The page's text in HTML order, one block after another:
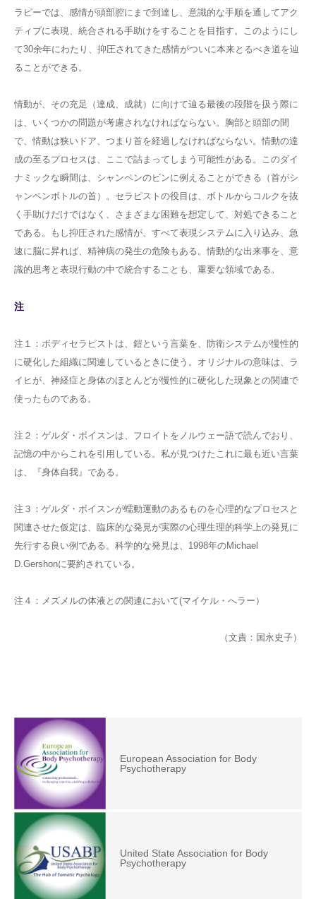
ラピーでは、感情が頭部腔にまで到達し、意識的な手順を通してアク
ティブに表現、統合される手助けをすることを目指す。このようにし
て30余年にわたり、抑圧されてきた感情がついに本来とるべき道を辿
ることができる。
情動が、その充足（達成、成就）に向けて辿る最後の段階を扱う際に
は、いくつかの問題が考慮されなければならない。胸部と頭部の間
で、情動は狭いドア、つまり首を経過しなければならない。情動の達
成の至るプロセスは、ここで詰まってしまう可能性がある。このダイ
ナミックな瞬間は、シャンペンのビンに例えることができる（首がシ
ャンペンボトルの首）。セラピストの役目は、ボトルからコルクを抜
く手助けだけではなく、さまざまな困難を想定して、対処できること
である。もし抑圧された感情が、すべて表現システムに入り込み、急
速に脳に昇れば、精神病の発生の危険もある。情動的な出来事を、意
識的思考と表現行動の中で統合することも、重要な領域である。
注
注１：ボディセラピストは、鎧という言葉を、防衛システムが慢性的
に硬化した組織に関連しているときに使う。オリジナルの意味は、ラ
イヒが、神経症と身体のほとんどが慢性的に硬化した現象との関連で
使ったものである。
注２：ゲルダ・ボイスンは、フロイトをノルウェー語で読んでおり、
記憶の中からこれを引用している。私が見つけたこれに最も近い言葉
は、『身体自我』である。
注３：ゲルダ・ボイスンが蠕動運動のあるものを心理的なプロセスと
関連させた仮定は、臨床的な発見が実際の心理生理的科学上の発見に
先行する良い例である。科学的な発見は、1998年のMichael
D.Gershonに要約されている。
注４：メズメルの体液との関連において(マイケル・へラー）
（文責：国永史子）
European Association for Body
Psychotherapy
United State Association for Body
Psychotherapy